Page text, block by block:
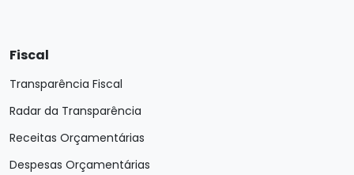
Fiscal
Transparência Fiscal
Radar da Transparência
Receitas Orçamentárias
Despesas Orçamentárias